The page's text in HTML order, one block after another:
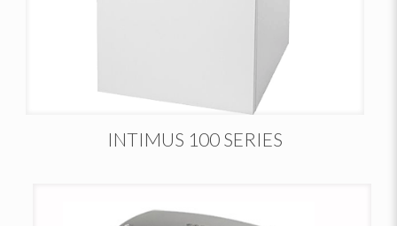
INTIMUS 100 SERIES